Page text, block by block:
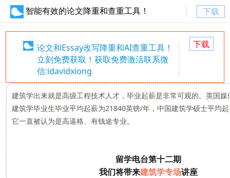
智能有效的论文降重和查重工具！ 下载
论文和Essay改写降重和AI查重工具！
立刻免费获取！获取免费激活联系微
信:idavidxiong
下载
建筑学出来就是高级工程技术人才，毕业起薪是非常可观的。英国
建筑学毕业生毕业平均起薪为21840英镑/年，中国建筑学硕士平均
它一直被认为是高逼格、有钱途专业。
留学电台第十二期
我们将带来建筑学专场讲座